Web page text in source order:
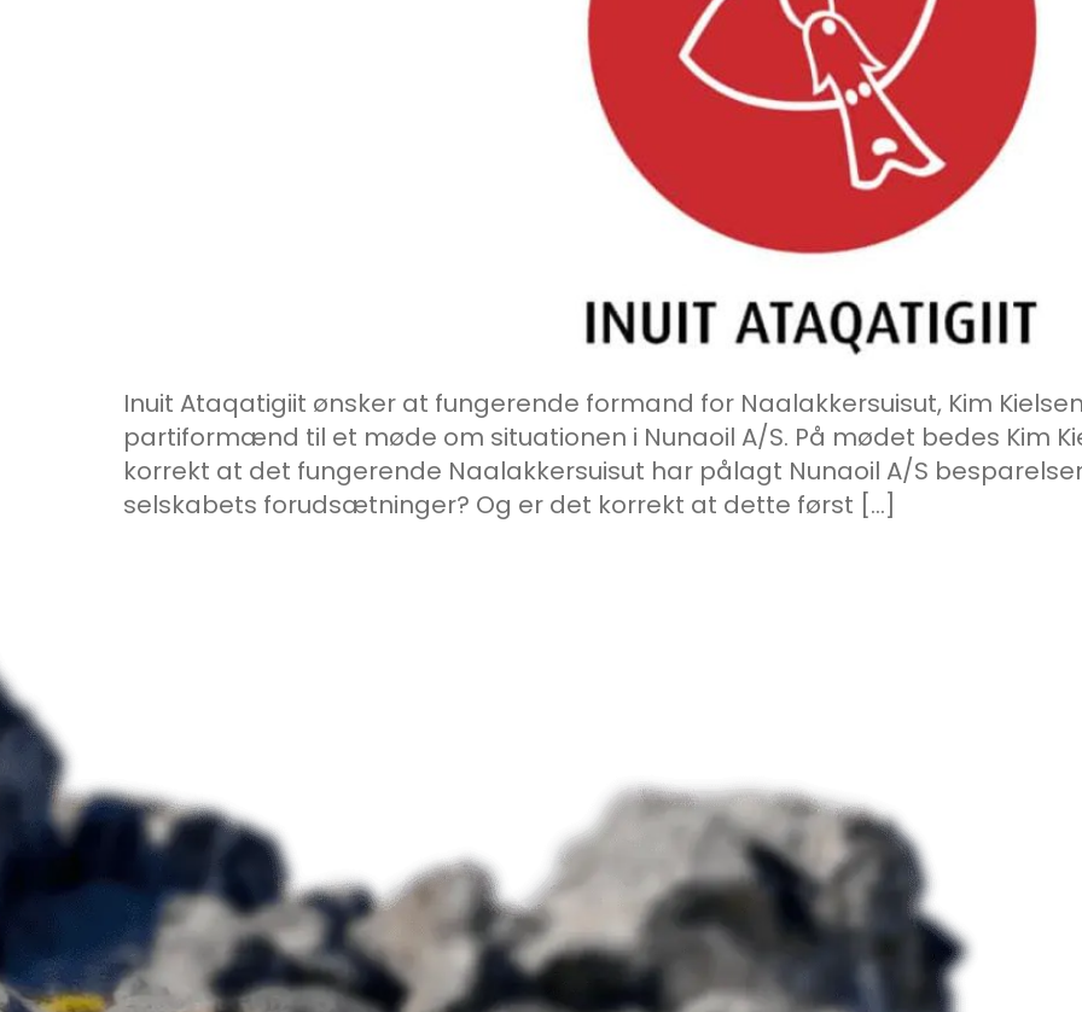
Inuit Ataqatigiit ønsker at fungerende formand for Naalakkersuisut, Kim
partiformænd til et møde om situationen i Nunaoil A/S. På mødet bedes Kim
korrekt at det fungerende Naalakkersuisut har pålagt Nunaoil A/S
selskabets forudsætninger? Og er det korrekt at dette først […]